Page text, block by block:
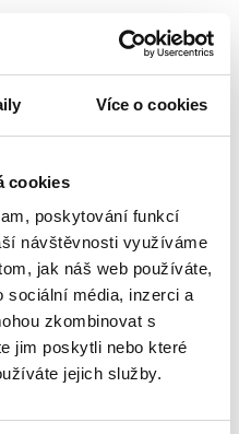
Více o cookies
cookies
poskytování funkcí
návštěvnosti využíváme
jak náš web používáte,
média, inzerci a
zkombinovat s
jim poskytli nebo které
jejich služby.